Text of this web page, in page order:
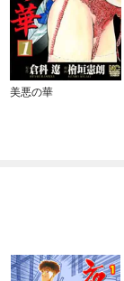
美悪の華